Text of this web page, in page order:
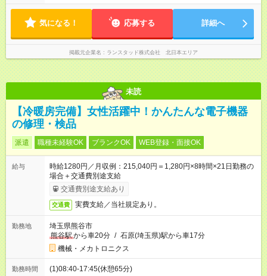
気になる！ 応募する 詳細へ
掲載元企業名 ランスタッド株式会社 北日本エリア
未読
【冷暖房完備】女性活躍中！かんたんな電子機器
の修理・検品
派遣 職種未経験OK ブランクOK WEB登録・面接OK
給与
時給1280円／月収例：215,040円＝1,280円×8時間×21日勤務の
場合＋交通費別途支給
交通費別途支給あり
交通費 実費支給／当社規定あり。
勤務地
埼玉県熊谷市
熊谷駅から車20分 / 石原(埼玉県)駅から車17分
機械・メカトロニクス
勤務時間 (1)08:40-17:45(休憩65分)